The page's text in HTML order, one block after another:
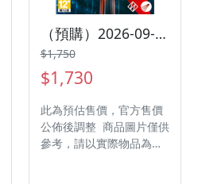
（預購）2026-09-03 NS2 軌道雙子星 Orbitals 中文版
$1,750
$1,730
此為預估售價，官方售價
公佈後調整 商品圖片僅供
參考，請以實際物品為主